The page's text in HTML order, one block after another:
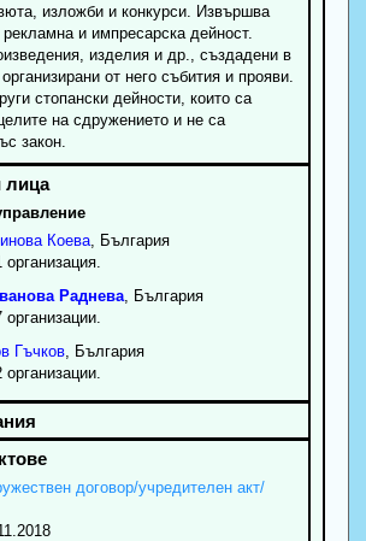
изложби и конкурси. Извършва
и импресарска дейност.
изделия и др., създадени в
от него събития и прояви.
стопански дейности, които са
на сдружението и не са
закон.
Коева, България
Раднева, България
Гъчков, България
договор/учредителен акт/